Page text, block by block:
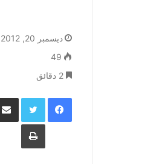
ديسمبر 20, 2012
49
فيسبوك تويتر
طباعة